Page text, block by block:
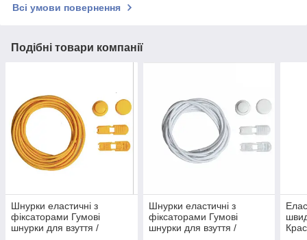
Всі умови повернення
Подібні товари компанії
Шнурки еластичні з
фіксаторами Гумові
шнурки для взуття /
Шнурки еластичні з
фіксаторами Гумові
шнурки для взуття /